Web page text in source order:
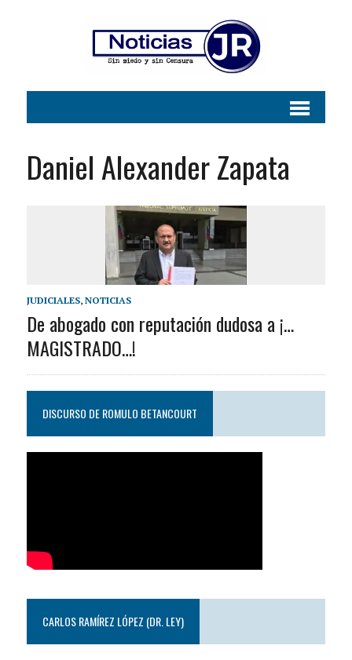
Daniel Alexander Zapata
JUDICIALES, NOTICIAS
De abogado con reputación dudosa a ¡…
MAGISTRADO…!
DISCURSO DE ROMULO BETANCOURT
CARLOS RAMÍREZ LÓPEZ (DR. LEY)